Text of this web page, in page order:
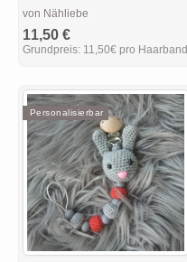
von Nähliebe
11,50 €
Grundpreis: 11,50€ pro Haarband
Personalisierbar